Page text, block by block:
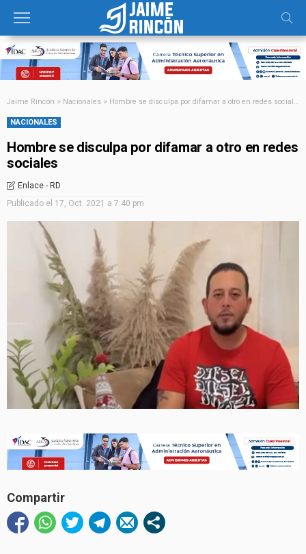
Jaime Rincon > Nacionales > Hombre se disculpa por difamar a otro en redes sociales
NACIONALES
Hombre se disculpa por difamar a otro en redes
sociales
Enlace - RD
Publicado el 17, Oct. 2021 a 7:40 pm
Compartir